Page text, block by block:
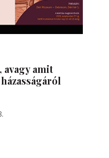
avagy amit